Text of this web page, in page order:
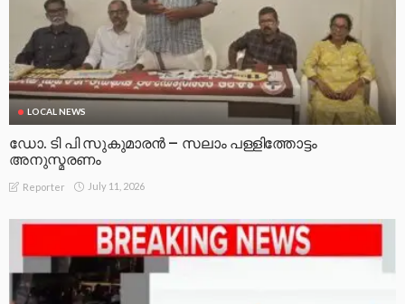
LOCAL NEWS
ഡോ. ടി പി സുകുമാരൻ – സലാം പള്ളിത്തോട്ടം
അനുസ്മരണം
Reporter July 11, 2026